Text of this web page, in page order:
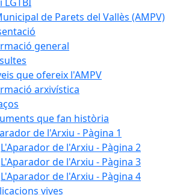
de Parets del Vallès (AMPV)
general
que ofereix l'AMPV
arxivística
que fan història
de l'Arxiu - Pàgina 1
L'Aparador de l'Arxiu - Pàgina 2
L'Aparador de l'Arxiu - Pàgina 3
L'Aparador de l'Arxiu - Pàgina 4
vives